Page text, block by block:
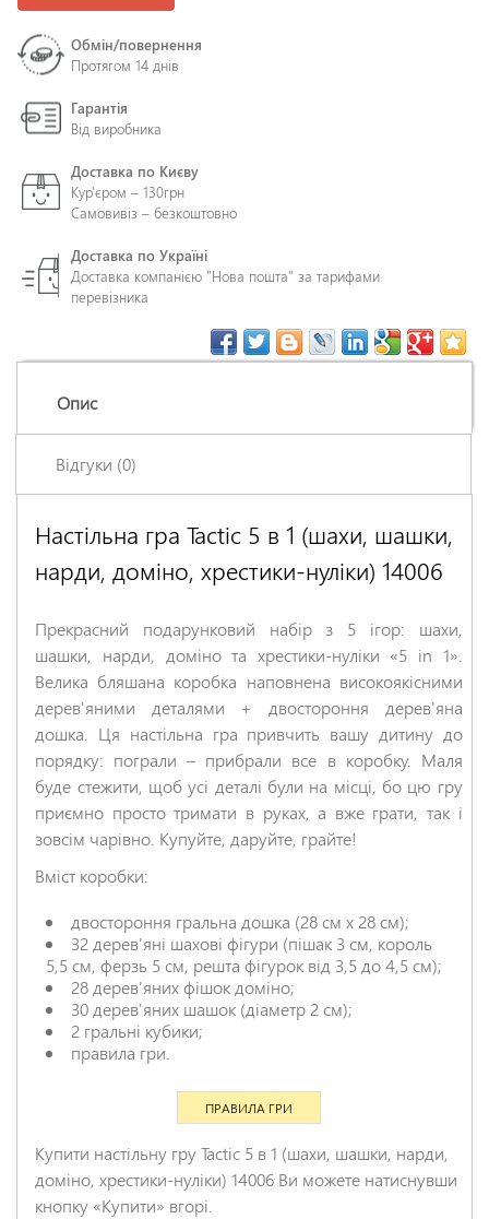
Обмін/повернення
Протягом 14 днів
Гарантія
Від виробника
Доставка по Києву
Кур'єром – 130грн
Самовивіз – безкоштовно
Доставка по Україні
Доставка компанією "Нова пошта" за тарифами
перевізника
Опис
Відгуки (0)
Настільна гра Tactic 5 в 1 (шахи, шашки,
нарди, доміно, хрестики-нуліки) 14006
Прекрасний подарунковий набір з 5 ігор: шахи,
шашки, нарди, доміно та хрестики-нуліки «5 in 1».
Велика бляшана коробка наповнена високоякісними
дерев'яними деталями + двостороння дерев'яна
дошка. Ця настільна гра привчить вашу дитину до
порядку: пограли – прибрали все в коробку. Маля
буде стежити, щоб усі деталі були на місці, бо цю гру
приємно просто тримати в руках, а вже грати, так і
зовсім чарівно. Купуйте, даруйте, грайте!
Вміст коробки:
двостороння гральна дошка (28 см x 28 см);
32 дерев'яні шахові фігури (пішак 3 см, король
5,5 см, ферзь 5 см, решта фігурок від 3,5 до 4,5 см);
28 дерев'яних фішок доміно;
30 дерев'яних шашок (діаметр 2 см);
2 гральні кубики;
правила гри.
ПРАВИЛА ГРИ
Купити настільну гру Tactic 5 в 1 (шахи, шашки, нарди,
доміно, хрестики-нуліки) 14006 Ви можете натиснувши
кнопку «Купити» вгорі.
Залишіть відгук про цей товар першими
*
Ім'я
*
Заголовок відгуку
*
Відгук
НАДІСЛАТИ ВІДГУК